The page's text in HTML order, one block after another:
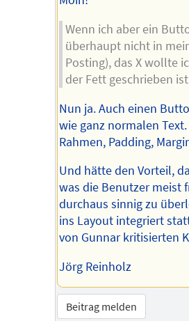
Wenn ich aber ein
überhaupt nicht in
Posting), das X wollte
der Fett geschrieben
Nun ja. Auch einen
wie ganz normalen
Rahmen, Padding,
Und hätte den Vorteil,
was die Benutzer meist
durchaus sinnig zu
ins Layout integriert
von Gunnar kritisierten
Jörg Reinholz
Beitrag melden